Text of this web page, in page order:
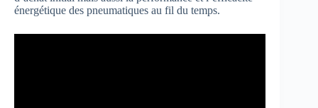
énergétique des pneumatiques au fil du temps.